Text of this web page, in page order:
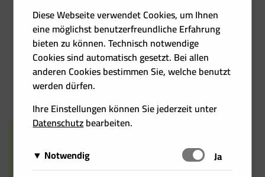
Heizkosten­rechner Events
Diese Webseite verwendet Cookies, um Ihnen
eine möglichst benutzerfreundliche Erfahrung
bieten zu können. Technisch notwendige
Cookies sind automatisch gesetzt. Bei allen
anderen Cookies bestimmen Sie, welche benutzt
werden dürfen.
Ihre Einstellungen können Sie jederzeit unter
Datenschutzbearbeiten.
Notwendig
Schalten
Ja